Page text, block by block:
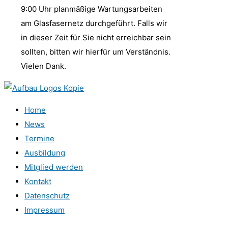
9:00 Uhr planmäßige Wartungsarbeiten
am Glasfasernetz durchgeführt. Falls wir
in dieser Zeit für Sie nicht erreichbar sein
sollten, bitten wir hierfür um Verständnis.
Vielen Dank.
Home
News
Termine
Ausbildung
Mitglied werden
Kontakt
Datenschutz
Impressum